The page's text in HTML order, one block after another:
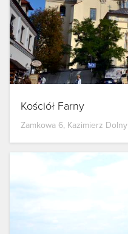
Kościół Farny
Zamkowa 6, Kazimierz Dolny